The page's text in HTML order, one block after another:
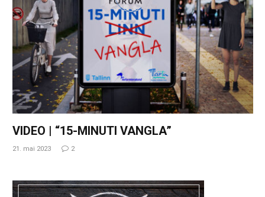
VIDEO | “15-MINUTI VANGLA”
21. mai 2023 2